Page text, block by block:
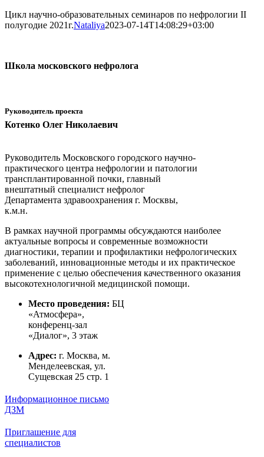
Цикл научно-образовательных семинаров по нефрологии II
полугодие 2021г.Nataliya2023-07-14T14:08:29+03:00
Школа московского нефролога
Руководитель проекта
Котенко Олег Николаевич
Руководитель Московского городского научно-
практического центра нефрологии и патологии
трансплантированной почки, главный
внештатный специалист нефролог
Департамента здравоохранения г. Москвы,
к.м.н.
В рамках научной программы обсуждаются наиболее
актуальные вопросы и современные возможности
диагностики, терапии и профилактики нефрологических
заболеваний, инновационные методы и их практическое
применение с целью обеспечения качественного оказания
высокотехнологичной медицинской помощи.
Место проведения: БЦ
«Атмосфера»,
конференц-зал
«Диалог», 3 этаж
Адрес: г. Москва, м.
Менделеевская, ул.
Сущевская 25 стр. 1
Информационное письмо
ДЗМ
Приглашение для
специалистов